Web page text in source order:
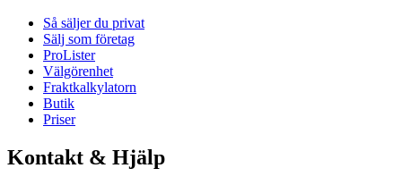
Så säljer du privat
Sälj som företag
ProLister
Välgörenhet
Fraktkalkylatorn
Butik
Priser
Kontakt & Hjälp